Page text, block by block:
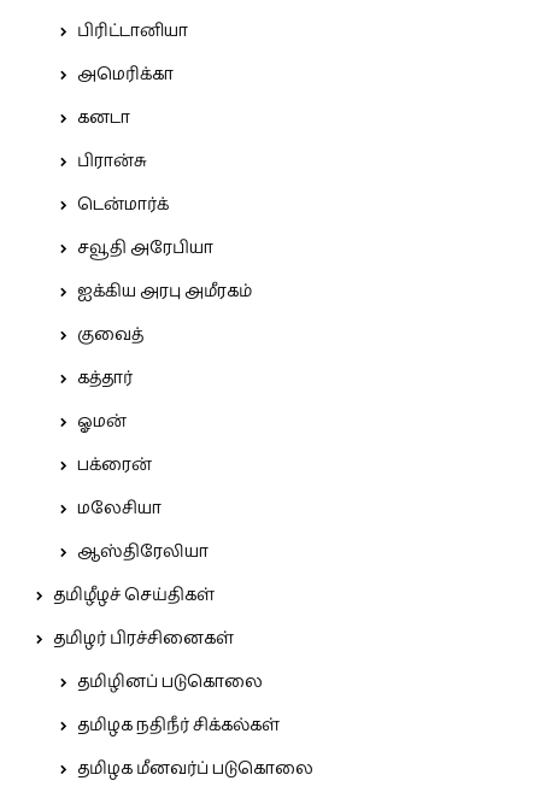
பிரிட்டானியா
அமெரிக்கா
கனடா
பிரான்சு
டென்மார்க்
சவூதி அரேபியா
ஐக்கிய அரபு அமீரகம்
குவைத்
கத்தார்
ஓமன்
பக்ரைன்
மலேசியா
ஆஸ்திரேலியா
தமிழீழச் செய்திகள்
தமிழர் பிரச்சினைகள்
தமிழினப் படுகொலை
தமிழக நதிநீர் சிக்கல்கள்
தமிழக மீனவர்ப் படுகொலை